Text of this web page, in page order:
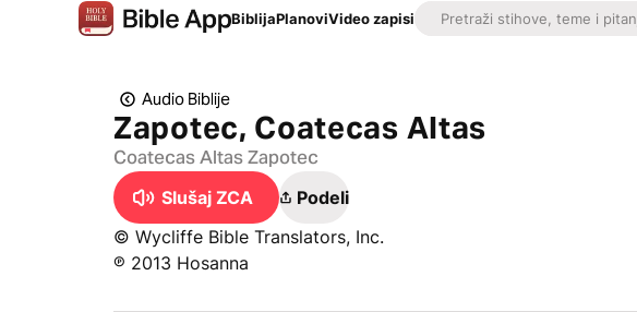
BiblijaPlanoviVideo zapisi
Audio Biblije
Zapotec, Coatecas Altas
Coatecas Altas Zapotec
Slušaj ZCA
Podeli
© Wycliffe Bible Translators, Inc.
℗ 2013 Hosanna